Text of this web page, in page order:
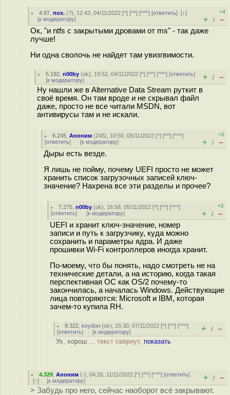
4.97 ,пох. (?), 12:43, 04/11/2022 [^] [^^] [^^^] [ответить][↓]
[к модератору]
+4
+ / –
Ок, "и ntfs с закрытыми дровами от ms" - так даже
лучше!
Ни одна сволочь не найдет там увизгвимости.
5.192 ,n00by (ok), 19:52, 04/11/2022 [^] [^^] [^^^] [ответить]
[к модератору] + / –
Ну нашли же в Alternative Data Stream руткит в
своё время. Он там вроде и не скрывал файл
даже, просто не все читали MSDN, вот
антивирусы там и не искали.
6.245 ,Аноним (245), 10:50, 05/11/2022 [^] [^^] [^^^]
[ответить] [к модератору]
+2
+ / –
Дыры есть везде.
Я лишь не пойму, почему UEFI просто не может
хранить список загрузочных записей ключ-
значение? Нахрена все эти разделы и прочее?
7.275 ,n00by (ok), 16:58, 05/11/2022 [^] [^^] [^^^]
[ответить] [к модератору]
+2
+ / –
UEFI и хранит ключ-значение, номер
записи и путь к загрузчику, куда можно
сохранить и параметры ядра. И даже
прошивки Wi-Fi контроллеров иногда хранит.
По-моему, что бы понять, надо смотреть не на
технические детали, а на историю, когда такая
перспективная ОС как OS/2 почему-то
закончилась, а началась Windows. Действующие
лица повторяются: Microsoft и IBM, которая
зачем-то купила RH.
8.322 ,keydon (ok), 15:30, 07/11/2022 [^] [^^] [^^^]
[ответить] [к модератору] + / –
Ух, хорош ... текст свёрнут, показать
4.329 ,Аноним (-), 04:26, 11/11/2022 [^] [^^] [^^^] [ответить]
[↑] [к модератору] + / –
> Забудь про него, сейчас наоборот всё закрывают.